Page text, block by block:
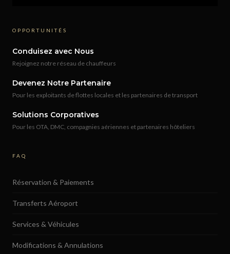
OPPORTUNITÉS
Conduisez avec Nous
Rejoignez notre réseau de chauffeurs
Devenez Notre Partenaire
Pour les exploitants de flottes locales et les partenaires de transport
Solutions Corporatives
Pour les OTA, DMC, compagnies aériennes et partenaires hôteliers
FAQ
Réservation & Paiements
Transferts Aéroport
Services & Véhicules
Modifications & Annulations